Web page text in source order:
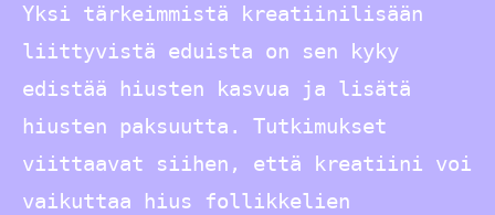
Yksi tärkeimmistä kreatiinilisään
liittyvistä eduista on sen kyky
edistää hiusten kasvua ja lisätä
hiusten paksuutta. Tutkimukset
viittaavat siihen, että kreatiini voi
vaikuttaa hius follikkelien